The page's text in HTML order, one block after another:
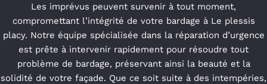
Les imprévus peuvent survenir à tout moment,
compromettant l’intégrité de votre bardage à Le plessis
placy. Notre équipe spécialisée dans la réparation d’urgence
est prête à intervenir rapidement pour résoudre tout
problème de bardage, préservant ainsi la beauté et la
solidité de votre façade. Que ce soit suite à des intempéries,